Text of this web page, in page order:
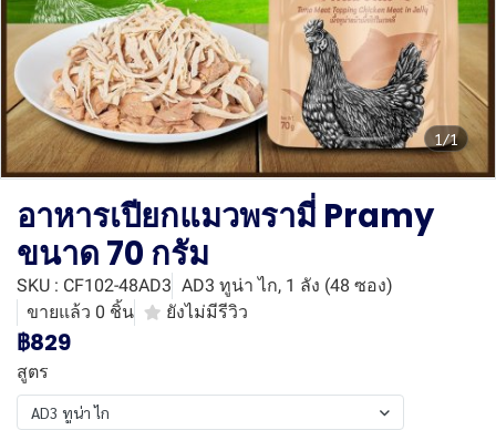
1/1
อาหารเปียกแมวพรามี่ Pramy
ขนาด 70 กรัม
SKU : CF102-48AD3 AD3 ทูน่า ไก, 1 ลัง (48 ซอง)
ขายแล้ว 0 ชิ้น
ยังไม่มีรีวิว
฿829
สูตร
AD3 ทูน่า ไก